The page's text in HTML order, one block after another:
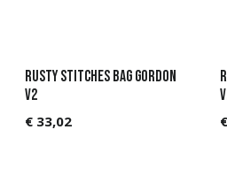
Rusty Stitches Bag Gordon
V2
€ 33,02 €